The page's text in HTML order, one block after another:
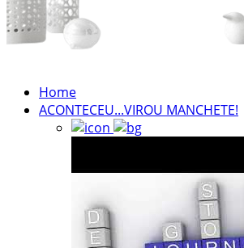
Home
ACONTECEU...VIROU MANCHETE!